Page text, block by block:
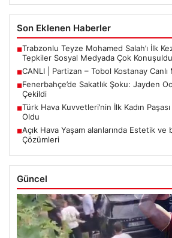
Son Eklenen Haberler
■Trabzonlu Teyze Mohamed Salah’ı İlk
Tepkiler Sosyal Medyada Çok Konuşuldu
■CANLI | Partizan – Tobol Kostanay Canlı
■Fenerbahçe’de Sakatlık Şoku: Jayden
Çekildi
■Türk Hava Kuvvetleri’nin İlk Kadın
Oldu
■Açık Hava Yaşam alanlarında Estetik ve
Çözümleri
Güncel